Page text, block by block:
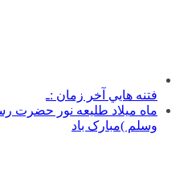
فتنه هايي آخر زمان :ـ
ماه میلاد طلیعه نور حضرت
وسلم )مبارک باد